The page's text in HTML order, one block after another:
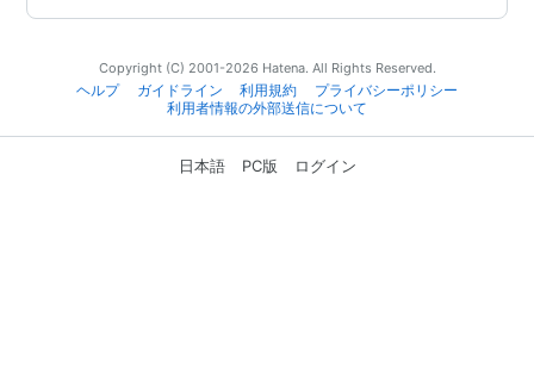
Copyright (C) 2001-2026 Hatena. All Rights Reserved.
ヘルプ
ガイドライン 利用規約
プライバシーポリシー
利用者情報の外部送信について
日本語 PC版 ログイン